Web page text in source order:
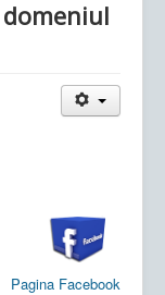
Pagina Facebook